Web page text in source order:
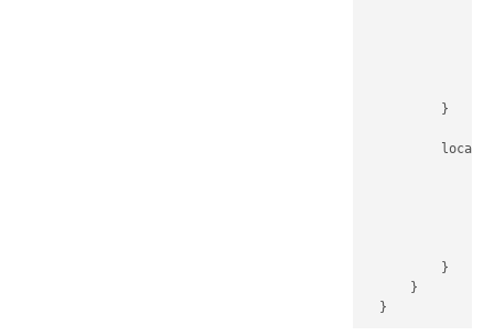
          }
          }
      }